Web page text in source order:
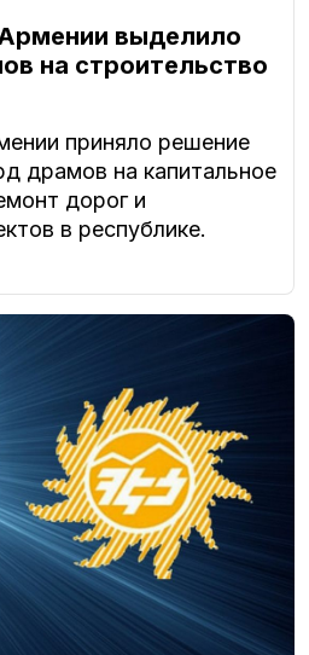
выделило
на строительство
приняло решение
драмов на капитальное
дорог и
в республике.